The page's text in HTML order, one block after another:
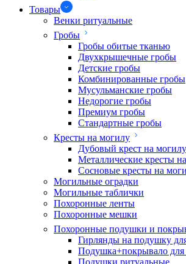
Товары
Венки ритуальные
Гробы
Гробы обитые тканью
Двухкрышечные гробы
Детские гробы
Комбинированные гробы
Мусульманские гробы
Недорогие гробы
Премиум гробы
Стандартные гробы
Кресты на могилу
Дубовый крест на могилу
Металлические кресты
Сосновые кресты на
Могильные оградки
Могильные таблички
Похоронные ленты
Похоронные мешки
Похоронные подушки и
Гирлянды на подушку
Подушка+покрывало для
Подушки ритуальные